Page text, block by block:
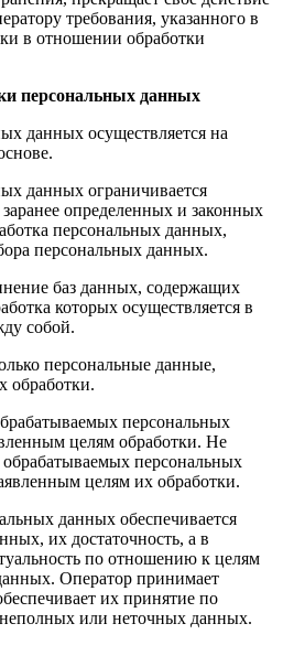
требования, указанного в
в отношении обработки
персональных данных
данных осуществляется на
данных ограничивается
определенных и законных
персональных данных,
персональных данных.
баз данных, содержащих
которых осуществляется в
собой.
персональные данные,
обработки.
персональных
целям обработки. Не
обрабатываемых персональных
целям их обработки.
данных обеспечивается
их достаточность, а в
по отношению к целям
Оператор принимает
их принятие по
или неточных данных.